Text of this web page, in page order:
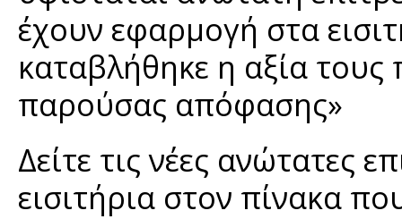
έχουν εφαρμογή στα
καταβλήθηκε η αξία τους
παρούσας απόφασης»
Δείτε τις νέες ανώτατες
εισιτήρια στον πίνακα